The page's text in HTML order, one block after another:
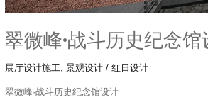
翠微峰·战斗历史纪念馆
展厅设计施工, 景观设计/ 红日设计
翠微峰·战斗历史纪念馆设计